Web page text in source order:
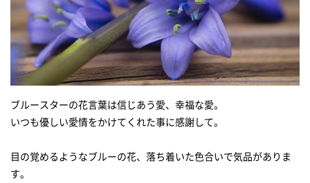
ブルースターの花言葉は信じあう愛、幸福な愛。
いつも優しい愛情をかけてくれた事に感謝して。
目の覚めるようなブルーの花、落ち着いた色合いで気品がありま
す。